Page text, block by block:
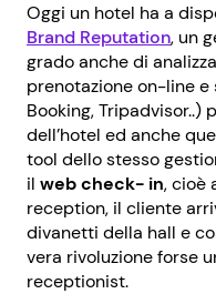
Oggi un hotel ha a
Brand Reputation, un
grado anche di
prenotazione on-line
Booking, Tripadvisor..)
dell’hotel ed anche
tool dello stesso
il web check- in, cioè
reception, il cliente
divanetti della hall e
vera rivoluzione forse
receptionist.